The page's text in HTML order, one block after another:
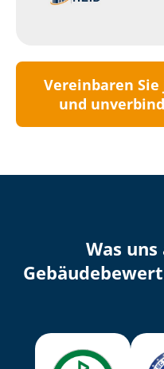
Vereinbaren
und
Was